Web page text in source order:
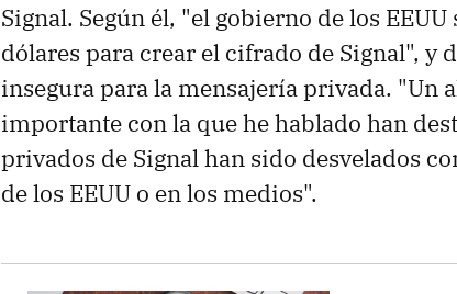
Signal. Según él, "el gobierno de los
dólares para crear el cifrado de Signal", y
insegura para la mensajería privada. "Un
importante con la que he hablado han
privados de Signal han sido desvelados
de los EEUU o en los medios".